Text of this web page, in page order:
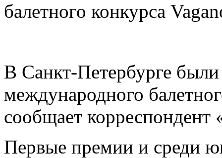
балетного конкурса
В Санкт-Петербурге
международного
сообщает корреспондент
Первые премии и среди